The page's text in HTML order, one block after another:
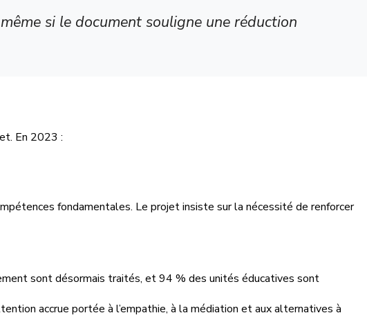
si le document souligne une réduction
En 2023 :
fondamentales. Le projet insiste sur la nécessité de renforcer
sont désormais traités, et 94 % des unités éducatives sont
accrue portée à l’empathie, à la médiation et aux alternatives à